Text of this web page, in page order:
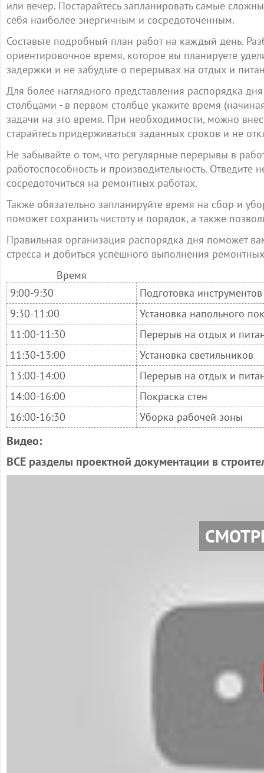
или вечер. Постарайтесь запланировать самые
себя наиболее энергичным и сосредоточенным.
Составьте подробный план работ на каждый день.
ориентировочное время, которое вы планируете
задержки и не забудьте о перерывах на отдых и
Для более наглядного представления распорядка
столбцами - в первом столбце укажите время
задачи на это время. При необходимости, можно
старайтесь придерживаться заданных сроков и не
Не забывайте о том, что регулярные перерывы в
работоспособность и производительность.
сосредоточиться на ремонтных работах.
Также обязательно запланируйте время на сбор и
поможет сохранить чистоту и порядок, а также
Правильная организация распорядка дня поможет
стресса и добиться успешного выполнения
Время
9:00-9:30
Подготовка
9:30-11:00
Установка напольного
11:00-11:30
Перерыв на отдых и
11:30-13:00
Установка светильников
13:00-14:00
Перерыв на отдых и
14:00-16:00
Покраска стен
16:00-16:30
Уборка рабочей зоны
Видео:
ВСЕ разделы проектной документации в